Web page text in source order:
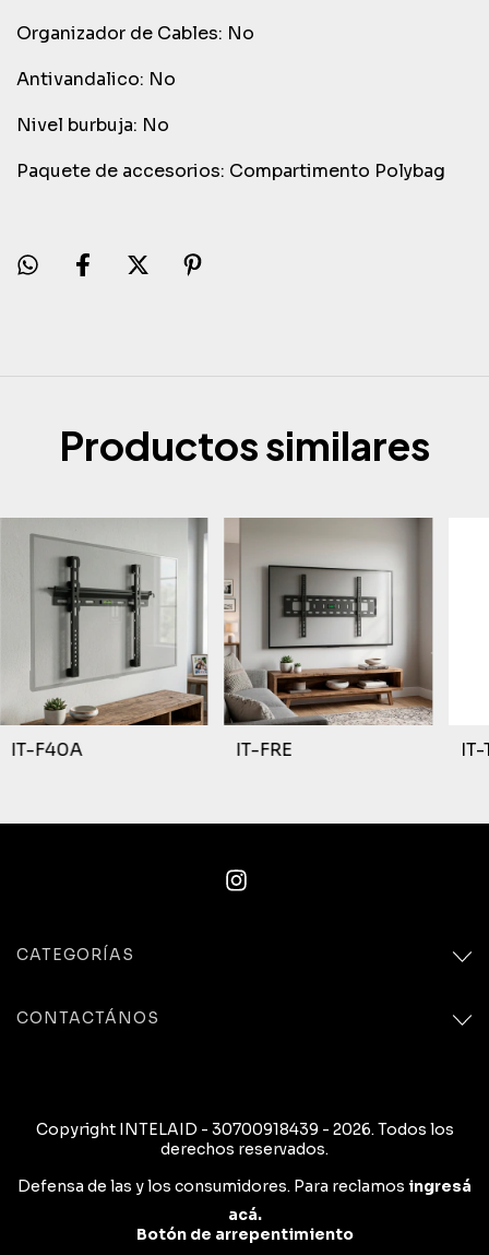
Organizador de Cables: No
Antivandalico: No
Nivel burbuja: No
Paquete de accesorios: Compartimento Polybag
Productos similares
IT-F40A IT-FRE IT-
CATEGORÍAS
CONTACTÁNOS
Copyright INTELAID - 30700918439 - 2026. Todos los
derechos reservados.
Defensa de las y los consumidores. Para reclamos ingresá
acá.
Botón de arrepentimiento